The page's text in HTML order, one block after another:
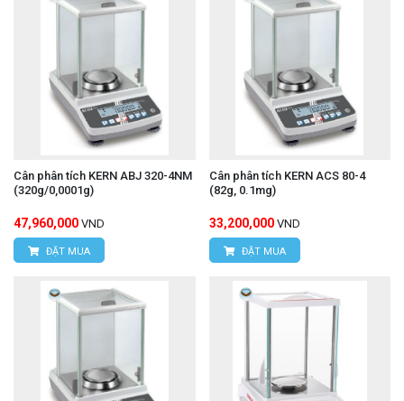
Cân phân tích KERN ABJ 320-4NM
(320g/0,0001g)
47,960,000 VND
ĐẶT MUA
Cân phân tích KERN ACS 80-4
(82g, 0.1mg)
33,200,000 VND
ĐẶT MUA